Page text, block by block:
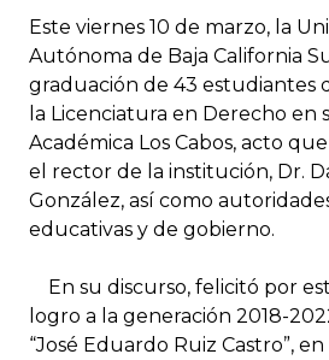
Este viernes 10 de marzo, la
Autónoma de Baja California
graduación de 43 estudiantes
la Licenciatura en Derecho en
Académica Los Cabos, acto
el rector de la institución, Dr.
González, así como
educativas y de gobierno.
En su discurso, felicitó por
logro a la generación 2018-
“José Eduardo Ruiz Castro”,